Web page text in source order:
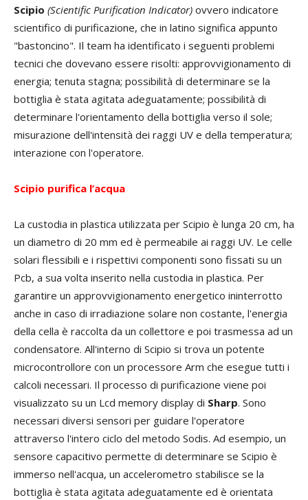
Scipio (Scientific Purification Indicator) ovvero indicatore
scientifico di purificazione, che in latino significa appunto
"bastoncino". Il team ha identificato i seguenti problemi
tecnici che dovevano essere risolti: approvvigionamento di
energia; tenuta stagna; possibilità di determinare se la
bottiglia è stata agitata adeguatamente; possibilità di
determinare l'orientamento della bottiglia verso il sole;
misurazione dell'intensità dei raggi UV e della temperatura;
interazione con l'operatore.
Scipio purifica l’acqua
La custodia in plastica utilizzata per Scipio è lunga 20 cm, ha
un diametro di 20 mm ed è permeabile ai raggi UV. Le celle
solari flessibili e i rispettivi componenti sono fissati su un
Pcb, a sua volta inserito nella custodia in plastica. Per
garantire un approvvigionamento energetico ininterrotto
anche in caso di irradiazione solare non costante, l'energia
della cella è raccolta da un collettore e poi trasmessa ad un
condensatore. All'interno di Scipio si trova un potente
microcontrollore con un processore Arm che esegue tutti i
calcoli necessari. Il processo di purificazione viene poi
visualizzato su un Lcd memory display di Sharp. Sono
necessari diversi sensori per guidare l'operatore
attraverso l'intero ciclo del metodo Sodis. Ad esempio, un
sensore capacitivo permette di determinare se Scipio è
immerso nell'acqua, un accelerometro stabilisce se la
bottiglia è stata agitata adeguatamente ed è orientata